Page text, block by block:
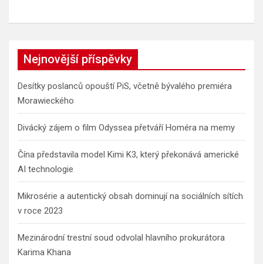
Nejnovější příspěvky
Desítky poslanců opouští PiS, včetně bývalého premiéra
Morawieckého
Divácký zájem o film Odyssea přetváří Homéra na memy
Čína představila model Kimi K3, který překonává americké
AI technologie
Mikrosérie a autentický obsah dominují na sociálních sítích
v roce 2023
Mezinárodní trestní soud odvolal hlavního prokurátora
Karima Khana